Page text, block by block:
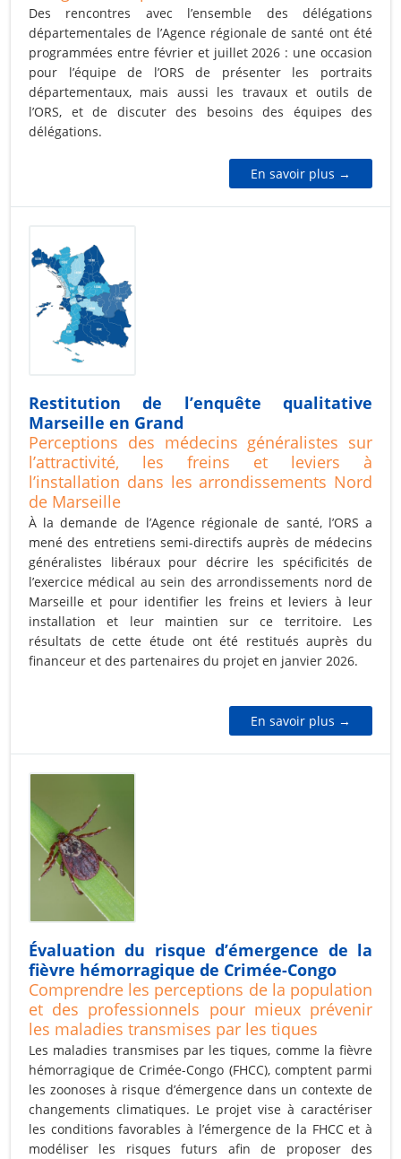
Des rencontres avec l’ensemble des délégations
départementales de l’Agence régionale de santé ont été
programmées entre février et juillet 2026 : une occasion
pour l’équipe de l’ORS de présenter les portraits
départementaux, mais aussi les travaux et outils de
l’ORS, et de discuter des besoins des équipes des
délégations.
En savoir plus →
Restitution de l’enquête qualitative
Marseille en Grand
Perceptions des médecins généralistes sur
l’attractivité, les freins et leviers à
l’installation dans les arrondissements Nord
de Marseille
À la demande de l’Agence régionale de santé, l’ORS a
mené des entretiens semi-directifs auprès de médecins
généralistes libéraux pour décrire les spécificités de
l’exercice médical au sein des arrondissements nord de
Marseille et pour identifier les freins et leviers à leur
installation et leur maintien sur ce territoire. Les
résultats de cette étude ont été restitués auprès du
financeur et des partenaires du projet en janvier 2026.
En savoir plus →
Évaluation du risque d’émergence de la
fièvre hémorragique de Crimée-Congo
Comprendre les perceptions de la population
et des professionnels pour mieux prévenir
les maladies transmises par les tiques
Les maladies transmises par les tiques, comme la fièvre
hémorragique de Crimée-Congo (FHCC), comptent parmi
les zoonoses à risque d’émergence dans un contexte de
changements climatiques. Le projet vise à caractériser
les conditions favorables à l’émergence de la FHCC et à
modéliser les risques futurs afin de proposer des